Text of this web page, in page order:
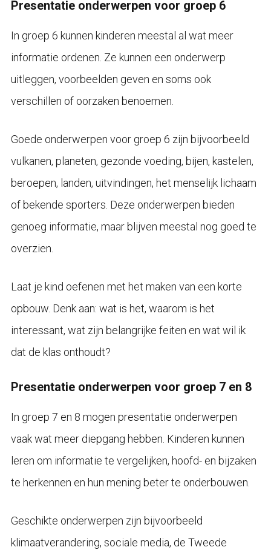
Presentatie onderwerpen voor groep 6
In groep 6 kunnen kinderen meestal al wat meer
informatie ordenen. Ze kunnen een onderwerp
uitleggen, voorbeelden geven en soms ook
verschillen of oorzaken benoemen.
Goede onderwerpen voor groep 6 zijn bijvoorbeeld
vulkanen, planeten, gezonde voeding, bijen, kastelen,
beroepen, landen, uitvindingen, het menselijk lichaam
of bekende sporters. Deze onderwerpen bieden
genoeg informatie, maar blijven meestal nog goed te
overzien.
Laat je kind oefenen met het maken van een korte
opbouw. Denk aan: wat is het, waarom is het
interessant, wat zijn belangrijke feiten en wat wil ik
dat de klas onthoudt?
Presentatie onderwerpen voor groep 7 en 8
In groep 7 en 8 mogen presentatie onderwerpen
vaak wat meer diepgang hebben. Kinderen kunnen
leren om informatie te vergelijken, hoofd- en bijzaken
te herkennen en hun mening beter te onderbouwen.
Geschikte onderwerpen zijn bijvoorbeeld
klimaatverandering, sociale media, de Tweede